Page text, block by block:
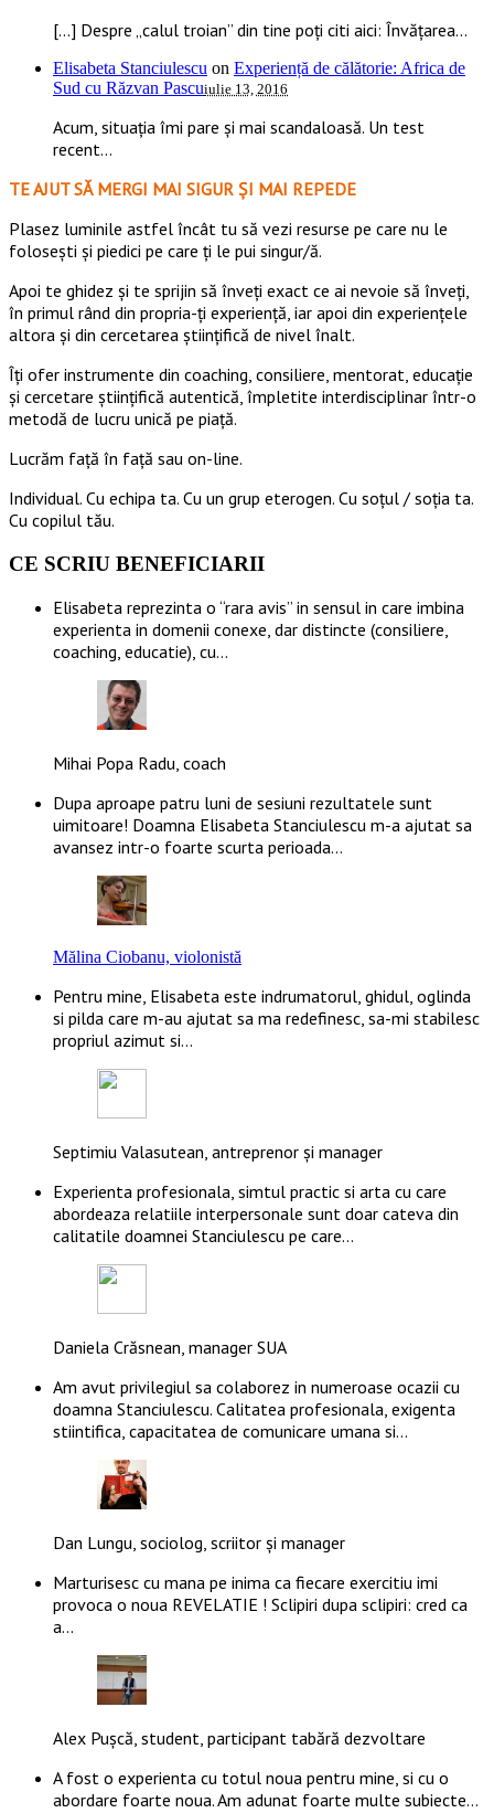
[…] Despre „calul troian” din tine poți citi aici: Învățarea...
Elisabeta Stanciulescu on Experiență de călătorie: Africa de
Sud cu Răzvan Pascuiulie 13, 2016
Acum, situația îmi pare și mai scandaloasă. Un test
recent...
TE AJUT SĂ MERGI MAI SIGUR ȘI MAI REPEDE
​​Plasez luminile astfel încât tu să vezi resurse pe care nu le
folosești și piedici pe care ți le pui singur/ă.
Apoi te ghidez și te sprijin să înveți exact ce ai nevoie să înveți,
în primul rând din propria-ți experiență, iar apoi din experiențele
altora și din cercetarea științifică de nivel înalt.
Îți ofer instrumente din coaching, consiliere, mentorat, educație
și cercetare științifică autentică, împletite interdisciplinar într-o
metodă de lucru unică pe piață.
Lucrăm față în față sau on-line.
Individual. Cu echipa ta. Cu un grup eterogen. Cu soțul / soția ta.
Cu copilul tău.
CE SCRIU BENEFICIARII
Elisabeta reprezinta o “rara avis” in sensul in care imbina
experienta in domenii conexe, dar distincte (consiliere,
coaching, educatie), cu…
Mihai Popa Radu, coach
Dupa aproape patru luni de sesiuni rezultatele sunt
uimitoare! Doamna Elisabeta Stanciulescu m-a ajutat sa
avansez intr-o foarte scurta perioada…
Mălina Ciobanu, violonistă
Pentru mine, Elisabeta este indrumatorul, ghidul, oglinda
si pilda care m-au ajutat sa ma redefinesc, sa-mi stabilesc
propriul azimut si…
Septimiu Valasutean, antreprenor și manager
Experienta profesionala, simtul practic si arta cu care
abordeaza relatiile interpersonale sunt doar cateva din
calitatile doamnei Stanciulescu pe care…
Daniela Crăsnean, manager SUA
Am avut privilegiul sa colaborez in numeroase ocazii cu
doamna Stanciulescu. Calitatea profesionala, exigenta
stiintifica, capacitatea de comunicare umana si…
Dan Lungu, sociolog, scriitor și manager
Marturisesc cu mana pe inima ca fiecare exercitiu imi
provoca o noua REVELATIE ! Sclipiri dupa sclipiri: cred ca
a…
Alex Pușcă, student, participant tabără dezvoltare
A fost o experienta cu totul noua pentru mine, si cu o
abordare foarte noua. Am adunat foarte multe subiecte…